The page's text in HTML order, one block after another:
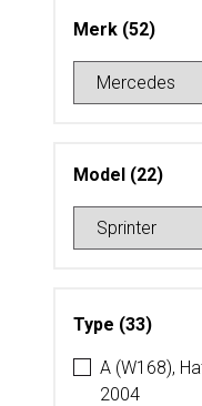
Merk (52)
Model (22)
Type (33)
A (W168),
2004